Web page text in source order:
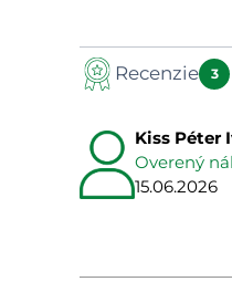
Recenzie 3
Kiss Péter
Overený
15.06.2026